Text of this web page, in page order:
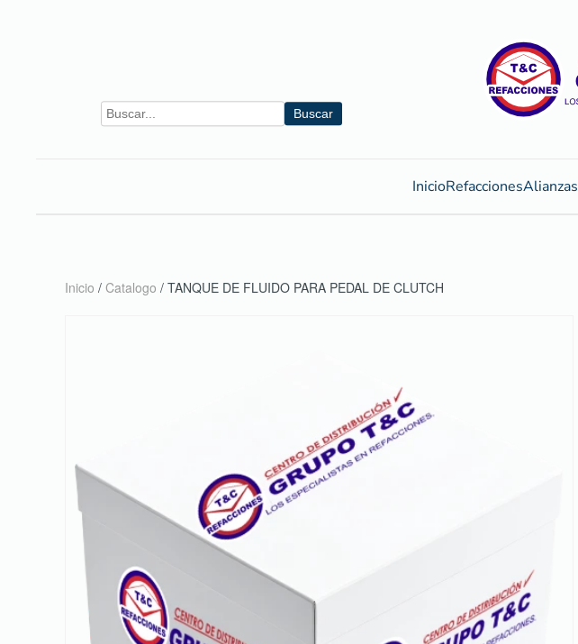
Buscar
InicioRefaccionesAlianzas
Inicio / Catalogo / TANQUE DE FLUIDO PARA PEDAL DE CLUTCH